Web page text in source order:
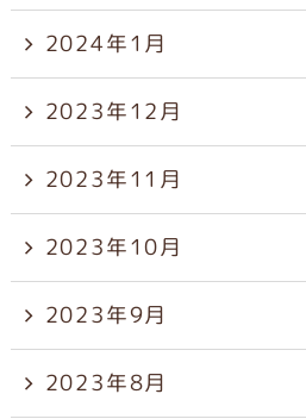
2024年1月
2023年12月
2023年11月
2023年10月
2023年9月
2023年8月